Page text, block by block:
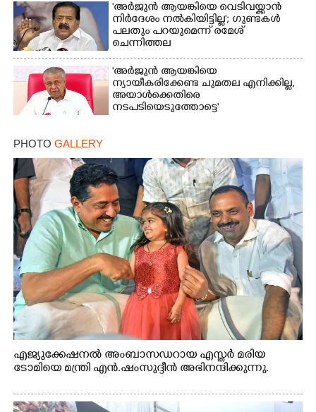
'അർജുൻ ആയങ്കിയെ വെടിവയ്ക്കാൻ
നിർദേശം നൽകിയിട്ടില്ല'; ഗുണ്ടകൾ
പലതും പറയുമെന്ന് രമേശ്
ചെന്നിത്തല
'അർജുൻ ആയങ്കിയെ
ന്യായീകരിക്കേണ്ട ചുമതല എനിക്കില്ല,
അയാൾക്കെതിരെ
നടപടിയെടുത്തോട്ടെ'
PHOTO GALLERY
എജ്യുക്കേഷനൽ അംബാസഡറായ എസ്തർ മരിയ
ടോമിയെ മന്ത്രി എൻ.ഷംസുദ്ദീൻ അഭിനന്ദിക്കുന്നു.